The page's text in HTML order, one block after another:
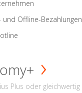
und Offline-Bezahlungen
Plus oder gleichwertig